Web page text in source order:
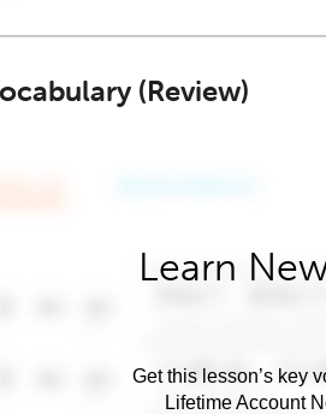
(Review)
Learn
Get this lesson’s key
Lifetime Account